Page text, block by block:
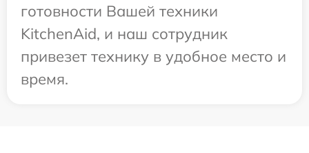
готовности Вашей техники
KitchenAid, и наш сотрудник
привезет технику в удобное место и
время.